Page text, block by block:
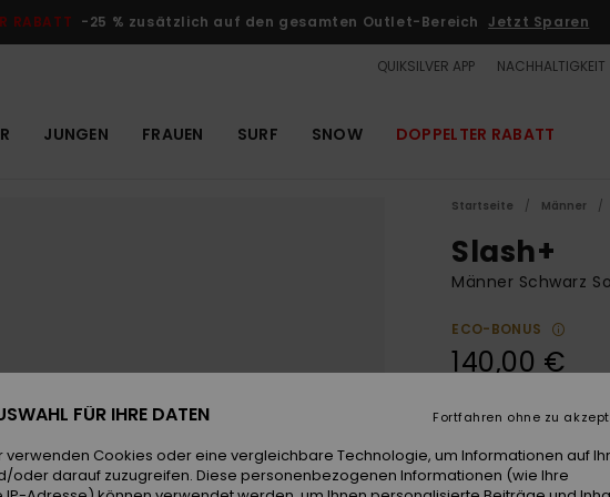
RABATT -25 % zusätzlich auf den gesamten Outlet-Bereich Jetzt Sparen
QUIKSILVER APP NACHHALTIGKEIT
JUNGEN FRAUEN SURF SNOW DOPPELTER RABATT
Startseite Männer
Slash+
Männer Schwarz
ECO-BONUS
140,00 €
Black/ml Red
FÜR IHRE DATEN
verwenden Cookies oder eine vergleichbare Technologie, um Informationen auf
oder darauf zuzugreifen. Diese personenbezogenen Informationen (wie Ihre
Fortfahren ohne zu